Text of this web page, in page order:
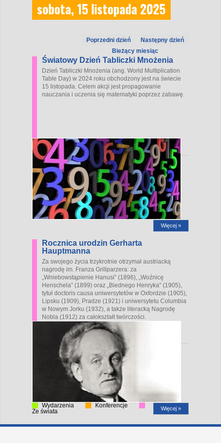
sobota, 15 listopada 2025
Poprzedni dzień
Następny dzień
Bieżący miesiąc
Światowy Dzień Tabliczki Mnożenia
Dzień Tabliczki Mnożenia (ang. World Multiplication
Table Day) w 2024 roku obchodzony jest na świecie
15 listopada. Celem akcji jest propagowanie
nauczania i uczenia się matematyki poprzez zabawę.
Więcej »
Rocznica urodzin Gerharta
Hauptmanna
Za swojego życia trzykrotnie otrzymał austriacką
nagrodę im. Franza Grillparzera: za
„Wniebowstąpienie Hanusi” (1896), „Woźnicę
Henschela” (1899) oraz „Biednego Henryka” (1905),
tytuł doctoris causa uniwersytetów w Oxfordzie (1905),
Lipsku (1909), Pradze (1921) i uniwersytetu Columbia
w Nowym Jorku (1932), a także literacką Nagrodę
Nobla (1912) za całokształt twórczości.
Więcej »
Wydarzenia
Konferencje
Ze świata